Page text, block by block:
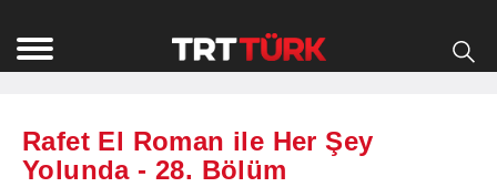
Rafet El Roman ile Her Şey
Yolunda - 28. Bölüm